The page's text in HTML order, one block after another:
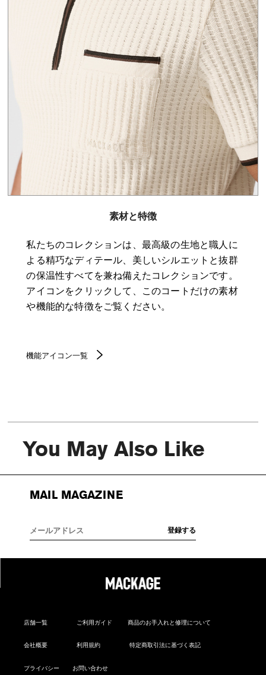
素材と特徴
私たちのコレクションは、最高級の生地と職人に
よる精巧なディテール、美しいシルエットと抜群
の保温性すべてを兼ね備えたコレクションです。
アイコンをクリックして、このコートだけの素材
や機能的な特徴をご覧ください。
機能アイコン一覧
You May Also Like
MAIL MAGAZINE
店舗一覧 ご利用ガイド 商品のお手入れと修理について
会社概要 利用規約 特定商取引法に基づく表記
プライバシー お問い合わせ